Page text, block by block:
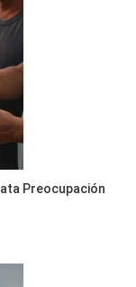
Preocupación